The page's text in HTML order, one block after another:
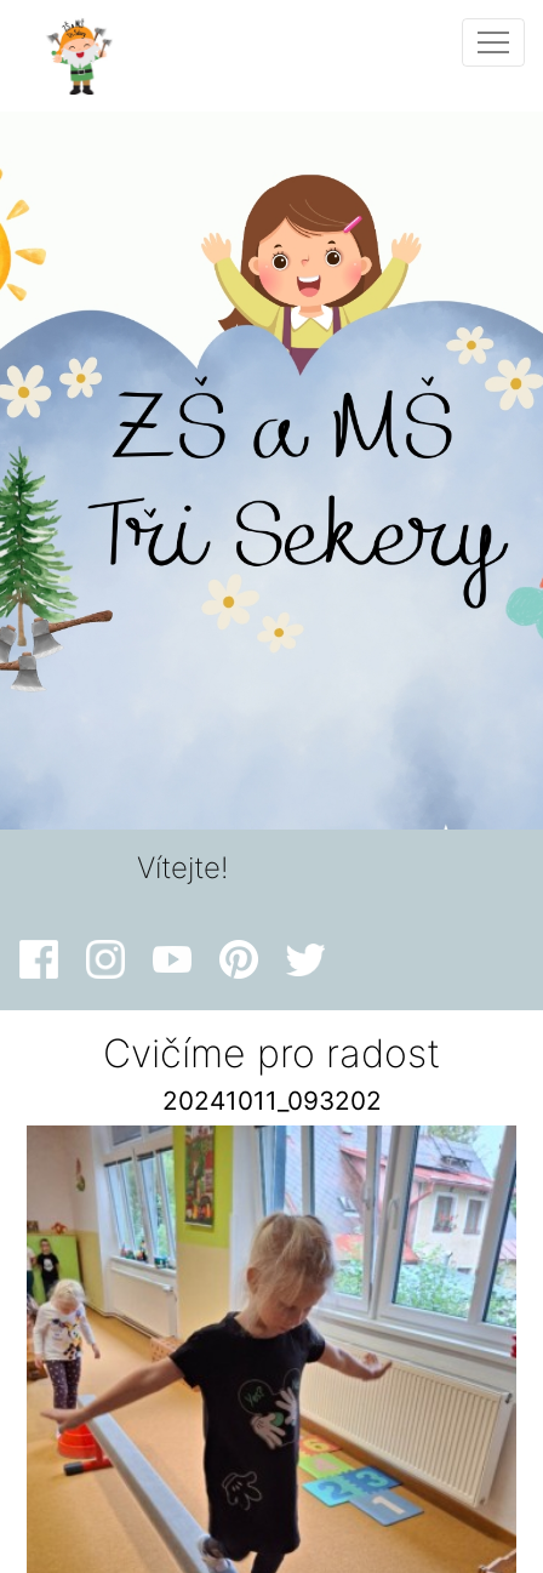
Vítejte!
Cvičíme pro radost
20241011_093202